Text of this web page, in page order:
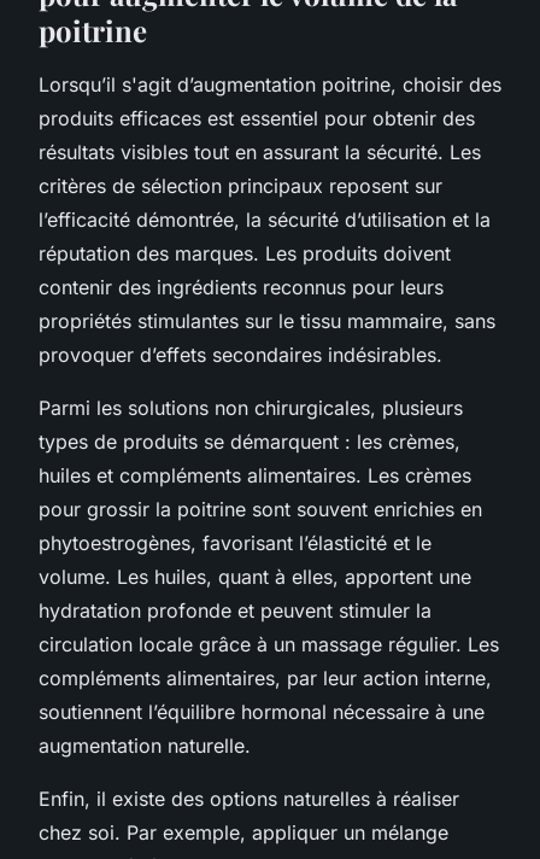
poitrine
Lorsqu’il s'agit d’augmentation poitrine, choisir des
produits efficaces est essentiel pour obtenir des
résultats visibles tout en assurant la sécurité. Les
critères de sélection principaux reposent sur
l’efficacité démontrée, la sécurité d’utilisation et la
réputation des marques. Les produits doivent
contenir des ingrédients reconnus pour leurs
propriétés stimulantes sur le tissu mammaire, sans
provoquer d’effets secondaires indésirables.
Parmi les solutions non chirurgicales, plusieurs
types de produits se démarquent : les crèmes,
huiles et compléments alimentaires. Les crèmes
pour grossir la poitrine sont souvent enrichies en
phytoestrogènes, favorisant l’élasticité et le
volume. Les huiles, quant à elles, apportent une
hydratation profonde et peuvent stimuler la
circulation locale grâce à un massage régulier. Les
compléments alimentaires, par leur action interne,
soutiennent l’équilibre hormonal nécessaire à une
augmentation naturelle.
Enfin, il existe des options naturelles à réaliser
chez soi. Par exemple, appliquer un mélange